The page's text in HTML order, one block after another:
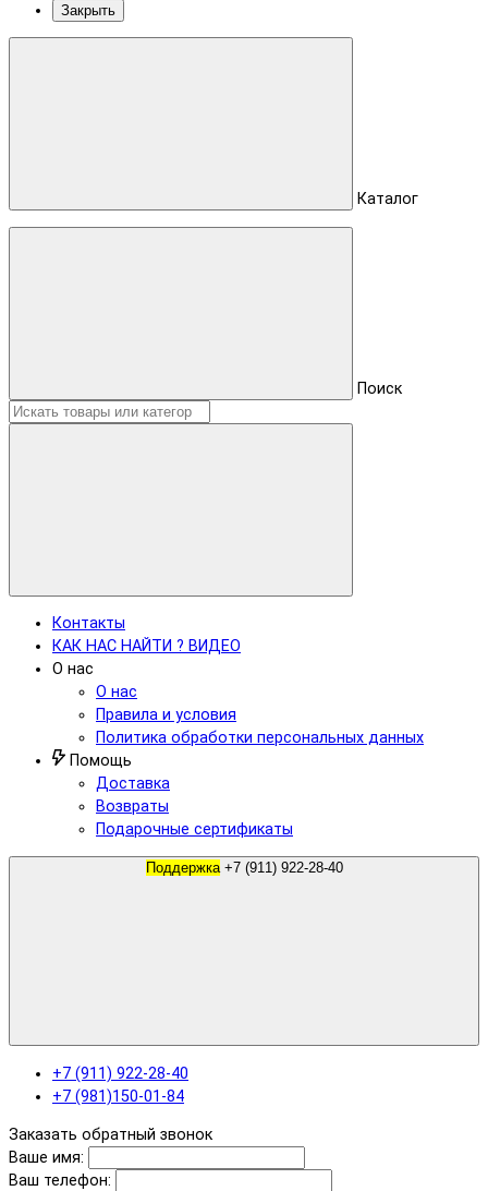
Закрыть
Каталог
Поиск
Контакты
КАК НАС НАЙТИ ? ВИДЕО
О нас
О нас
Правила и условия
Политика обработки персональных данных
Помощь
Доставка
Возвраты
Подарочные сертификаты
Поддержка +7 (911) 922-28-40
+7 (911) 922-28-40
+7 (981)150-01-84
Заказать обратный звонок
Ваше имя:
Ваш телефон: